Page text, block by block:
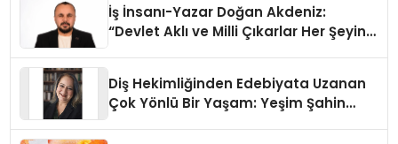
İş İnsanı-Yazar Doğan Akdeniz:
“Devlet Aklı ve Milli Çıkarlar Her Şeyin
Diş Hekimliğinden Edebiyata Uzanan
Çok Yönlü Bir Yaşam: Yeşim Şahin